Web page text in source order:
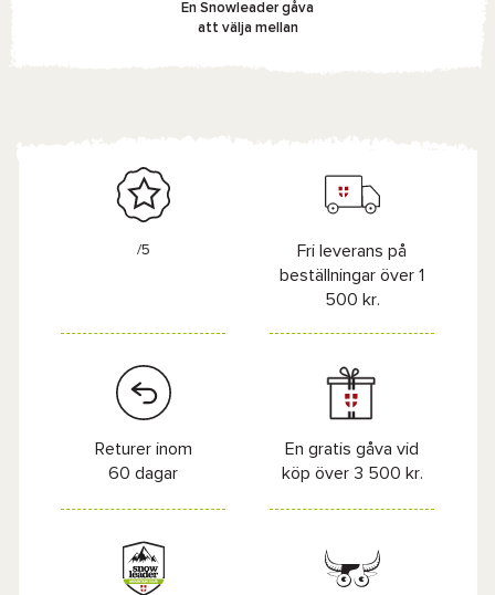
En Snowleader gåva
att välja mellan
/5
Fri leverans på
beställningar över 1
500 kr.
Returer inom
60 dagar
En gratis gåva vid
köp över 3 500 kr.